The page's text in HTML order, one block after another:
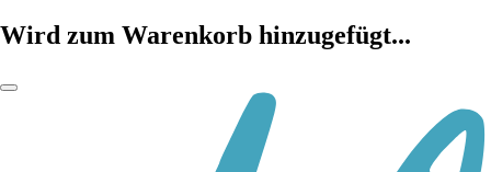
Wird zum Warenkorb hinzugefügt...